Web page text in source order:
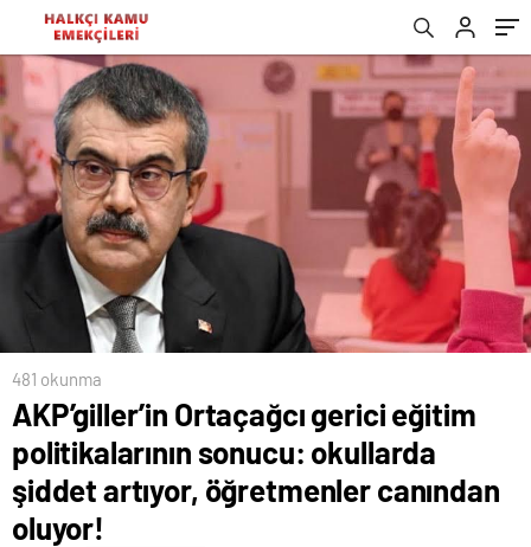
artıyor, öğretmenler canından oluyor!
481 okunma
AKP’giller’in Ortaçağcı gerici eğitim
politikalarının sonucu: okullarda
şiddet artıyor, öğretmenler canından
oluyor!
yerleştirmeleridir “Türkiye Yüzyılı Maarif
Modeli”